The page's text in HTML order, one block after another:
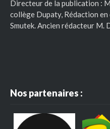
Directeur de la publication :
collège Dupaty, Rédaction
Smutek. Ancien rédacteur M.
Nos partenaires :